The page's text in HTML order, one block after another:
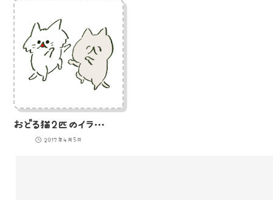
おどる猫2匹のイラスト
2017年4月5日